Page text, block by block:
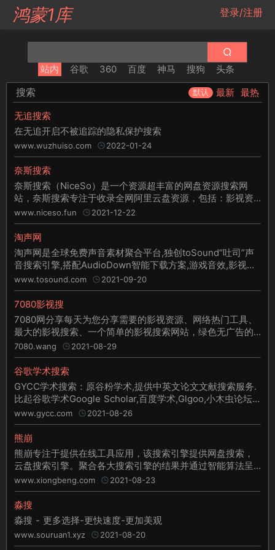
鸿蒙1库 登录/注册
站内 谷歌 360 百度 神马 搜狗 头条
搜索 默认 最新 最热
无追搜索
在无追开启不被追踪的隐私保护搜索
www.wuzhuiso.com 2022-01-24
奈斯搜索
奈斯搜索（NiceSo）是一个资源超丰富的网盘资源搜索网
站，奈斯搜索专注于收录全网阿里云盘资源，包括：影视资
源、音乐资源、图片资源、电子书资源、软件资源、小说资
源等等。只需要输入关键词即可搜索全网阿里云盘资源，直
接提供阿里云盘分享链接，大家可以保存至自己的阿里云盘
或者直接下载。
www.niceso.fun 2021-12-22
淘声网
淘声网是全球免费声音素材聚合平台,独创toSound“吐司”声
音搜索引擎,搭配AudioDown智能下载方案,游戏音效,影视配
乐,实地录音,节奏音源,音乐样本,海量音频素材一键获取,免费
个人/商业使用许可授权。
www.tosound.com 2021-09-20
7080影视搜
7080网分享每天为您分享需要的影视资源、网络热门工具、
最大的影视搜索、一个简单的影视搜索网站，绿色无广告的
影视搜索网站。
7080.wang 2021-08-29
谷歌学术搜索
GYCC学术搜索：原谷粉学术,提供中英文论文文献搜索服务.
比起谷歌学术Google Scholar,百度学术,Glgoo,小木虫论坛,
读秀更简单易用
www.gycc.com 2021-08-26
熊崩
熊崩专注于提供在线工具应用，该搜索引擎提供网盘搜索，
云盘搜索引擎。聚合各大搜索引擎的结果并通过智能算法呈
现给您，欢迎使用。
www.xiongbeng.com 2021-08-23
淼搜
淼搜 - 更多选择-更快速度-更加美观
www.souruan1.xyz 2021-08-20